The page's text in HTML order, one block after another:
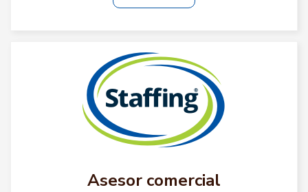
Asesor comercial